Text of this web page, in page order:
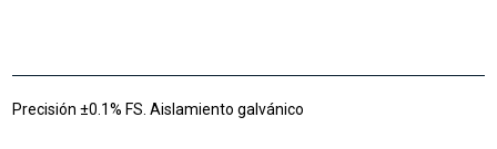
Precisión ±0.1% FS. Aislamiento galvánico